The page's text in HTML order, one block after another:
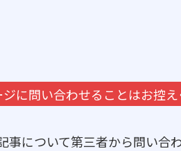
に問い合わせることはお控え
事について第三者から問い合